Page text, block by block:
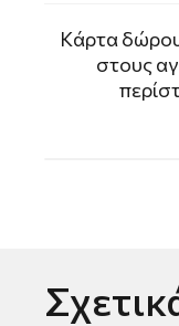
Kάρτα δώρου
στους